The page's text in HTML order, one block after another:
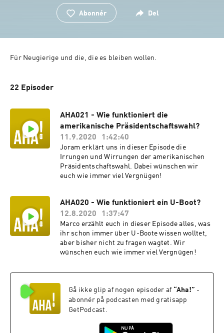
Abonnér Del
Für Neugierige und die, die es bleiben wollen.
22 Episoder
AHA021 - Wie funktioniert die
amerikanische Präsidentschaftswahl?
11.9.2020
1:42:40
Joram erklärt uns in dieser Episode die
Irrungen und Wirrungen der amerikanischen
Präsidentschaftswahl. Dabei wünschen wir
euch wie immer viel Vergnügen!
AHA020 - Wie funktioniert ein U-Boot?
12.8.2020
1:37:47
Marco erzählt euch in dieser Episode alles, was
ihr schon immer über U-Boote wissen wolltet,
aber bisher nicht zu fragen wagtet. Wir
wünschen euch wie immer viel Vergnügen!
Gå ikke glip af nogen episoder af “Aha!” -
abonnér på podcasten med gratisapp
GetPodcast.